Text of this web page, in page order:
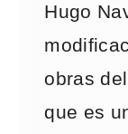
Hugo
obras
que es